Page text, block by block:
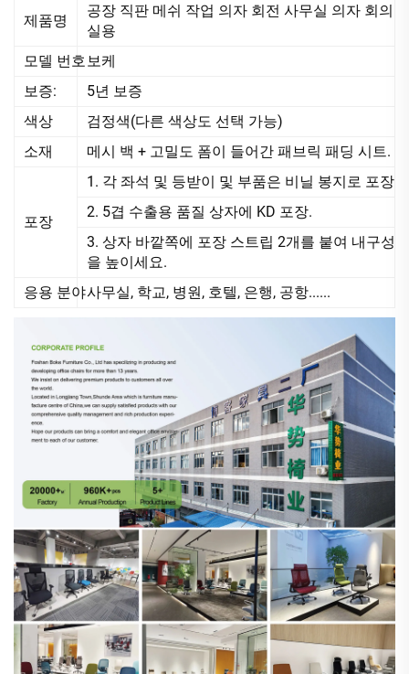
제품명
공장 직판 메쉬 작업 의자 회전 사무실 의자 회의
실용
모델 번호보케
보증:
5년 보증
색상
검정색(다른 색상도 선택 가능)
소재
메시 백 + 고밀도 폼이 들어간 패브릭 패딩 시트.
포장
1. 각 좌석 및 등받이 및 부품은 비닐 봉지로 포장
2. 5겹 수출용 품질 상자에 KD 포장.
3. 상자 바깥쪽에 포장 스트립 2개를 붙여 내구성
을 높이세요.
응용 분야사무실, 학교, 병원, 호텔, 은행, 공항......